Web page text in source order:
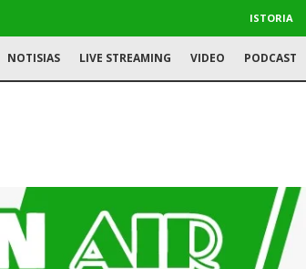
ISTORIA
NOTISIAS LIVE STREAMING VIDEO PODCAST